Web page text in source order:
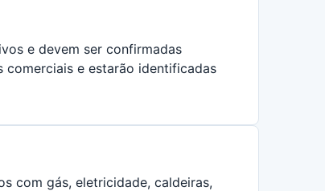
e devem ser confirmadas
e estarão identificadas
com gás, eletricidade, caldeiras,